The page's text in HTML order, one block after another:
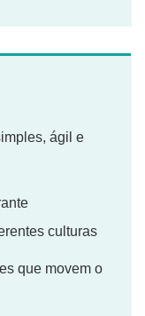
ágil e
culturas
que movem o